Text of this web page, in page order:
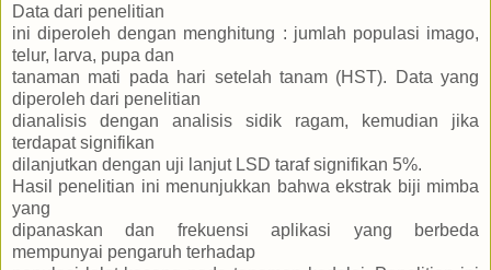
Data dari penelitian
ini diperoleh dengan menghitung : jumlah populasi imago,
telur, larva, pupa dan
tanaman mati pada hari setelah tanam (HST). Data yang
diperoleh dari penelitian
dianalisis dengan analisis sidik ragam, kemudian jika
terdapat signifikan
dilanjutkan dengan uji lanjut LSD taraf signifikan 5%.
Hasil penelitian ini menunjukkan bahwa ekstrak biji mimba
yang
dipanaskan dan frekuensi aplikasi yang berbeda
mempunyai pengaruh terhadap